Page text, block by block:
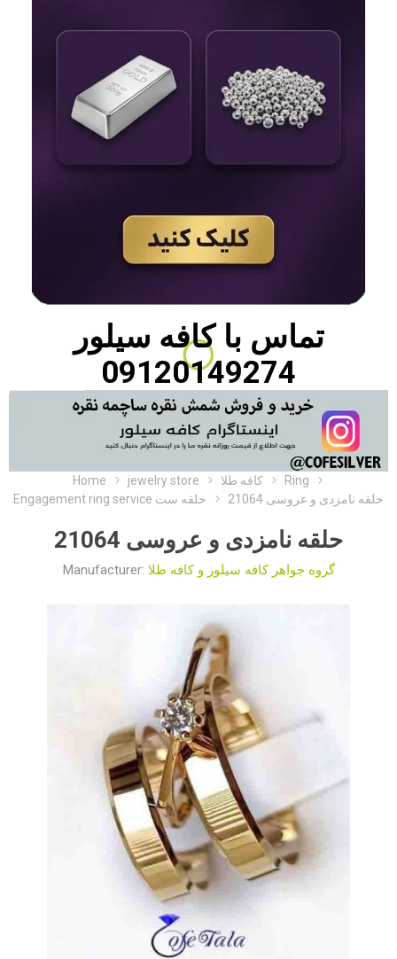
تماس باکافه سیلور
09120149274
Home jewelry store کافه طلا
Ring
Engagement ring service حلقه ست
حلقه نامزدی و عروسی 21064
حلقه نامزدی و عروسی 21064
Manufacturer: گروه جواهر کافه سیلور و کافه طلا